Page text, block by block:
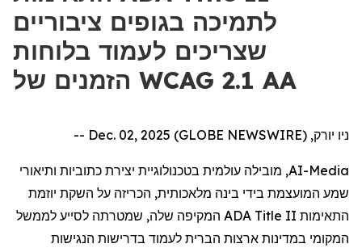
לתמיכה בגופים ציבוריים
שצריכים לעמוד בלוחות
הזמנים של WCAG 2.1 AA
ניו יורק, Dec. 02, 2025 (GLOBE NEWSWIRE) --
AI-Media, מובילה עולמית בטכנולוגיית יצירת כתוביות ותיאורי
שמע המועצמת בידי בינה מלאכותית, הכריזה על השקת יוזמת
התאימות ADA Title II המקיפה שלה, שמטרתה לסייע לממשל
המקומי במדינות ארצות הברית לעמוד בדרישות הנגישות